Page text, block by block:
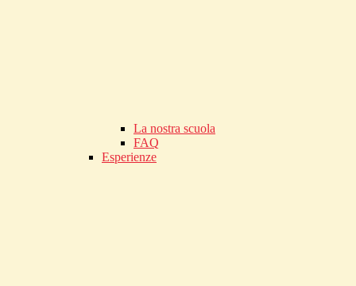
La nostra scuola
FAQ
Esperienze